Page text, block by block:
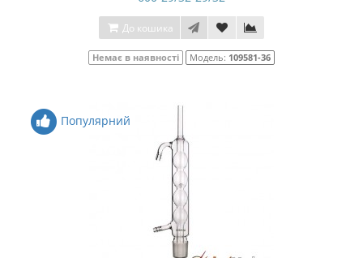
До кошика
Немає в наявності Модель: 109581-36
Популярний